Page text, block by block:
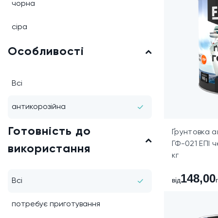
чорна
сіра
Особливості
Всі
антикорозійна
Готовність до
використання
Всі
потребує приготування
Ґрунтовка
ГФ-021 ЕПІ
кг
від148,00